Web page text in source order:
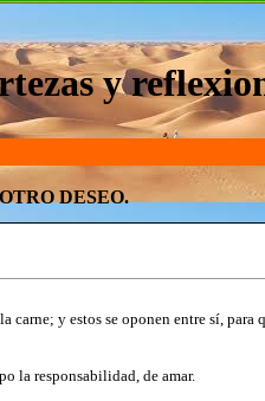
y
DESEO.
y estos se oponen entre sí, para
la responsabilidad, de amar.